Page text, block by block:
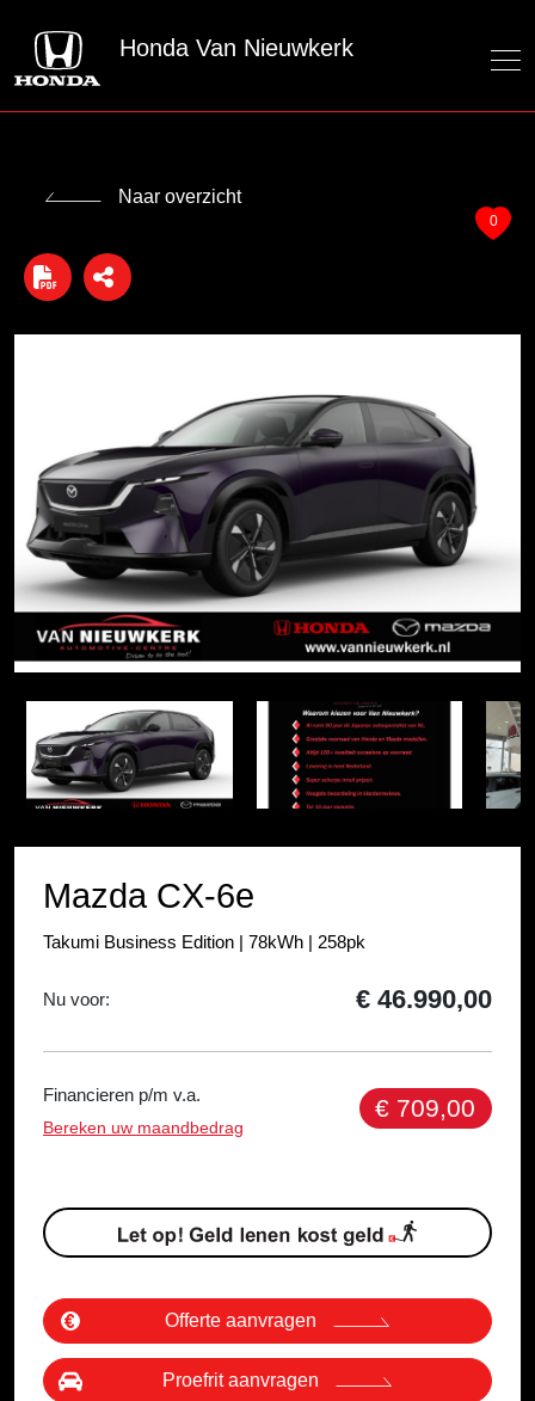
Honda Van Nieuwkerk
Naar overzicht
Item
Item
Mazda CX-6e
Takumi Business Edition | 78kWh | 258pk
Nu voor: € 46.990,00
Financieren p/m v.a. € 709,00
Bereken uw maandbedrag
Offerte aanvragen
Proefrit aanvragen
0